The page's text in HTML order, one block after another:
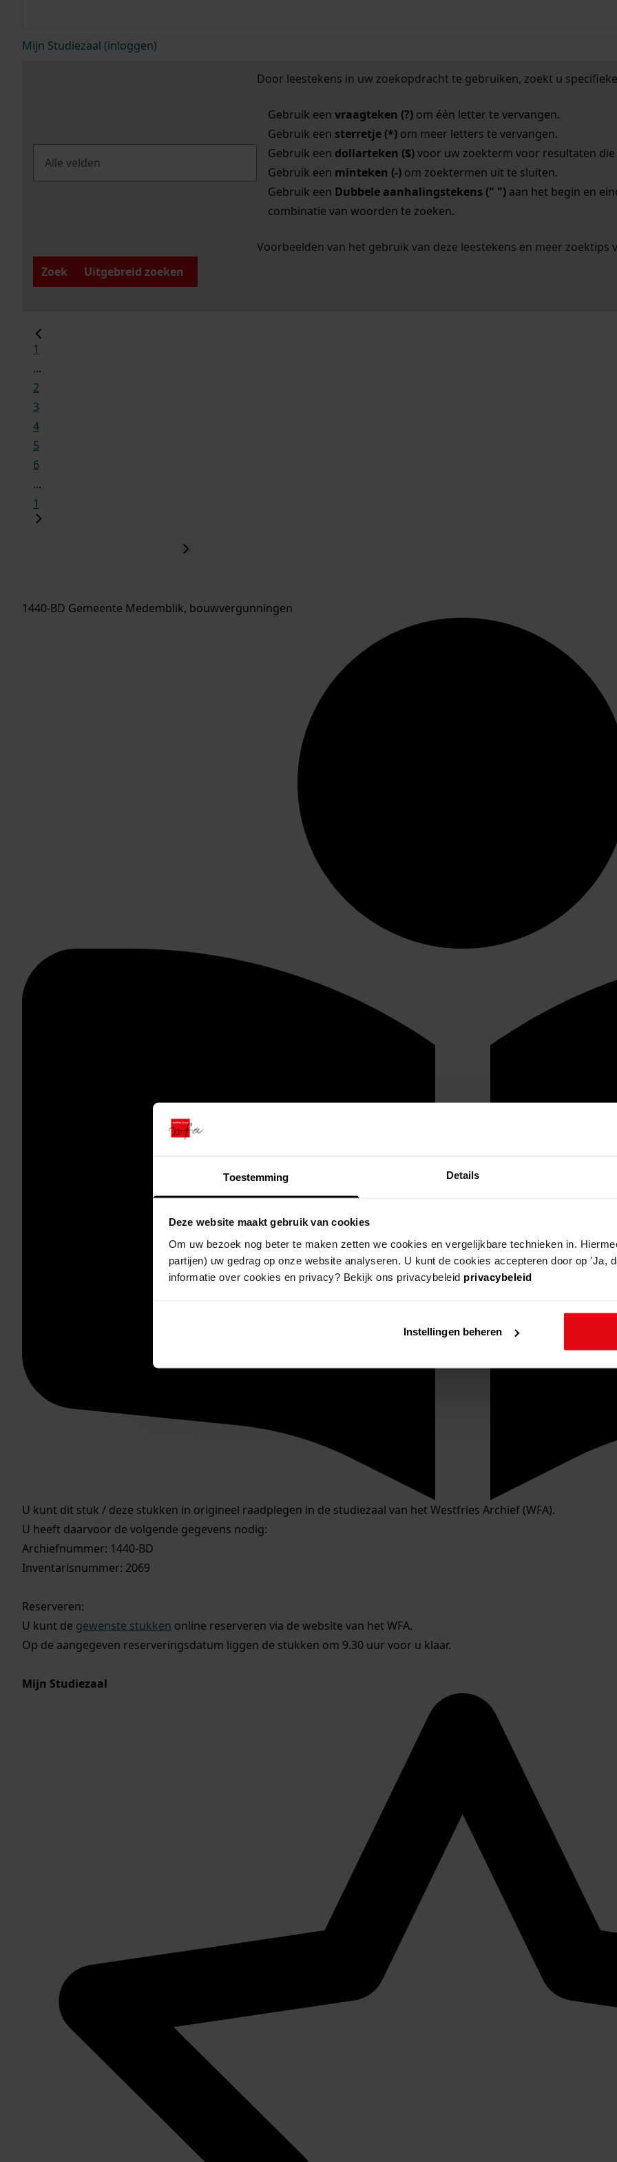
Toestemming Details
Deze website maakt gebruik van cookies
Om uw bezoek nog beter te maken zetten we cookies en vergelijkbare technieken in.
partijen) uw gedrag op onze website analyseren. U kunt de cookies accepteren door op 'Ja,
informatie over cookies en privacy? Bekijk ons privacybeleid privacybeleid
Instellingen beheren
Mijn Studiezaal (inloggen)
Door leestekens in uw zoekopdracht te gebruiken, zoekt u
Gebruik een vraagteken (?)om één letter te vervangen.
Gebruik een sterretje (*)om meer letters te vervangen.
Gebruik een dollarteken ($)voor uw zoekterm voor resultaten die
Gebruik een minteken (-)om zoektermen uit te sluiten.
Gebruik een Dubbele aanhalingstekens (" ")aan het begin en
combinatie van woorden te zoeken.
Voorbeelden van het gebruik van deze leestekens en meer zoektips
Zoek
Uitgebreid zoeken
1
...
2
3
4
5
6
...
1
1440-BD Gemeente Medemblik, bouwvergunningen
U kunt dit stuk / deze stukken in origineel raadplegen in de studiezaal van het Westfries Archief (WFA).
U heeft daarvoor de volgende gegevens nodig:
Archiefnummer: 1440-BD
Inventarisnummer: 2069
Reserveren:
U kunt de gewenste stukken online reserveren via de website van het WFA.
Op de aangegeven reserveringsdatum liggen de stukken om 9.30 uur voor u klaar.
Mijn Studiezaal